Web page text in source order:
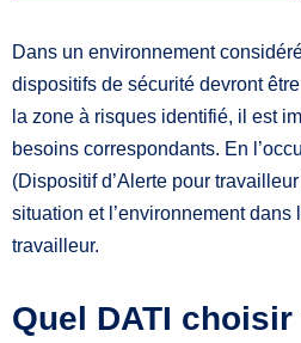
Dans un environnement
dispositifs de sécurité devront
la zone à risques identifié, il est
besoins correspondants. En
(Dispositif d’Alerte pour
situation et l’environnement dans
travailleur.
Quel DATI choisir